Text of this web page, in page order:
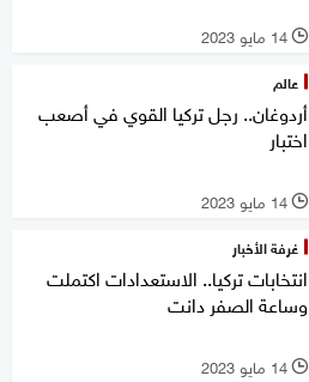
l 14 مايو 2023
عالم
أردوغان.. رجل تركيا القوي في أصعب
اختبار
l 14 مايو 2023
غرفة الأخبار
انتخابات تركيا.. الاستعدادات اكتملت
وساعة الصفر دانت
l 14 مايو 2023